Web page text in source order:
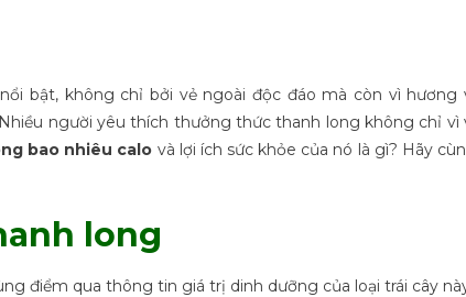
bật, không chỉ bởi vẻ ngoài độc đáo mà còn vì hương
người yêu thích thưởng thức thanh long không chỉ vì
bao nhiêu calo và lợi ích sức khỏe của nó là gì? Hãy
long
điểm qua thông tin giá trị dinh dưỡng của loại trái cây